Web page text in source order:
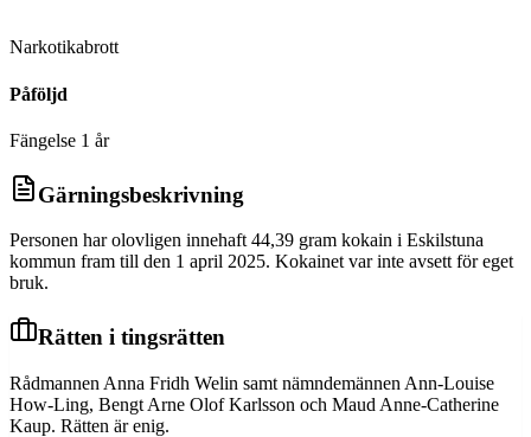
Narkotikabrott
Påföljd
Fängelse 1 år
Gärningsbeskrivning
Personen har olovligen innehaft 44,39 gram kokain i Eskilstuna
kommun fram till den 1 april 2025. Kokainet var inte avsett för eget
bruk.
Rätten i tingsrätten
Rådmannen Anna Fridh Welin samt nämndemännen Ann-Louise
How-Ling, Bengt Arne Olof Karlsson och Maud Anne-Catherine
Kaup. Rätten är enig.